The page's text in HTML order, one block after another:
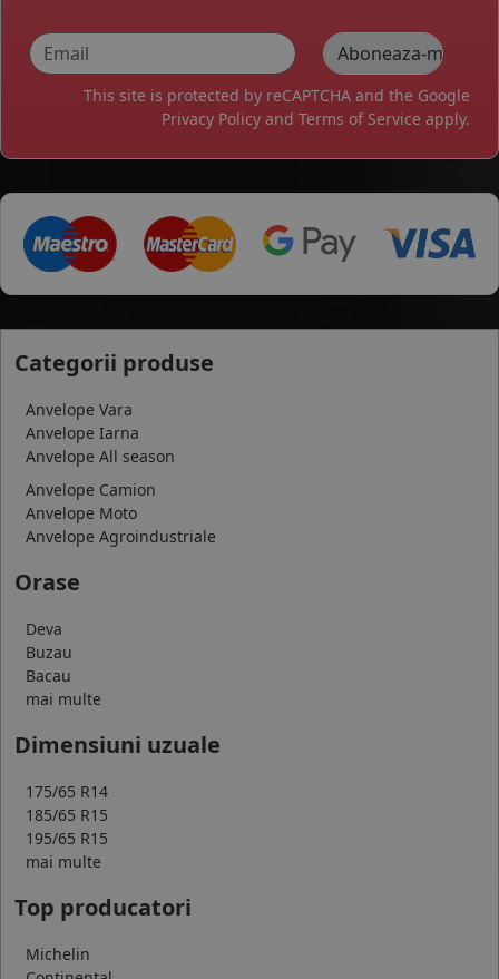
This site is protected by reCAPTCHA and the Google
Privacy Policy and Terms of Service apply.
Categorii produse
Anvelope Vara
Anvelope Iarna
Anvelope All season
Anvelope Camion
Anvelope Moto
Anvelope Agroindustriale
Orase
Deva
Buzau
Bacau
mai multe
Dimensiuni uzuale
175/65 R14
185/65 R15
195/65 R15
mai multe
Top producatori
Michelin